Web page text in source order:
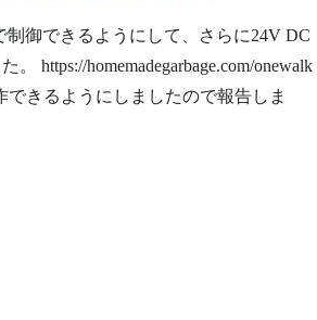
御できるようにして、さらに24V DC
https://homemadegarbage.com/onewalk
できるようにしましたので報告しま